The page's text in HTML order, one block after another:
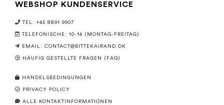
WEBSHOP KUNDENSERVICE
TEL: +45 8891 9907
TELEFONISCHE: 10-14 (MONTAG-FREITAG)
EMAIL: CONTACT@BITTEKAIRAND.DK
HÄUFIG GESTELLTE FRAGEN (FAQ)
HANDELSBEDINGUNGEN
PRIVACY POLICY
ALLE KONTAKTINFORMATIONEN